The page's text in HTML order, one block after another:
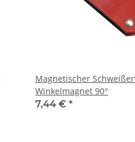
Magnetischer
Winkelmagnet 90°
7,44 € *